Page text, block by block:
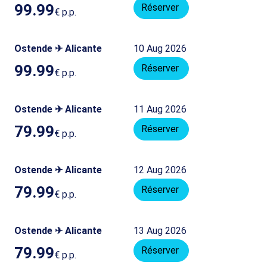
99.99€ p.p. Réserver
Ostende ✈ Alicante 10 Aug 2026
99.99€ p.p. Réserver
Ostende ✈ Alicante 11 Aug 2026
79.99€ p.p. Réserver
Ostende ✈ Alicante 12 Aug 2026
79.99€ p.p. Réserver
Ostende ✈ Alicante 13 Aug 2026
79.99€ p.p. Réserver